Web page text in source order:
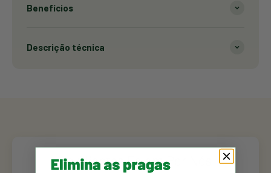
Benefícios
Descrição técnica
Os Clientes Falam Por Nós